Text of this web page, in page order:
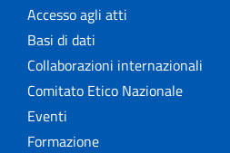
Accesso agli atti
Basi di dati
Collaborazioni internazionali
Comitato Etico Nazionale
Eventi
Formazione